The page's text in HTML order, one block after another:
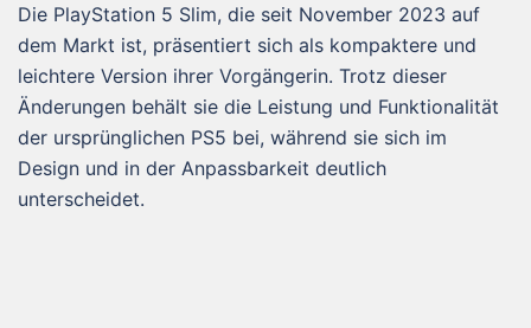
Die PlayStation 5 Slim, die seit November 2023 auf
dem Markt ist, präsentiert sich als kompaktere und
leichtere Version ihrer Vorgängerin. Trotz dieser
Änderungen behält sie die Leistung und Funktionalität
der ursprünglichen PS5 bei, während sie sich im
Design und in der Anpassbarkeit deutlich
unterscheidet.